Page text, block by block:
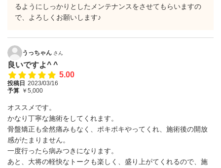
るようにしっかりとしたメンテナンスをさせてもらいますの
で、よろしくお願いします♪
うっちゃん さん
良いですよ^ ^
5.00
投稿日 2023/03/16
予算 ￥5,000
オススメです。
かなり丁寧な施術をしてくれます。
骨盤矯正も全然痛みもなく、ポキポキやってくれ、施術後の開放
感がたまりません。
一度行ったら病みつきになります。
あと、大将の軽快なトークも楽しく、盛り上がてくれるので、施